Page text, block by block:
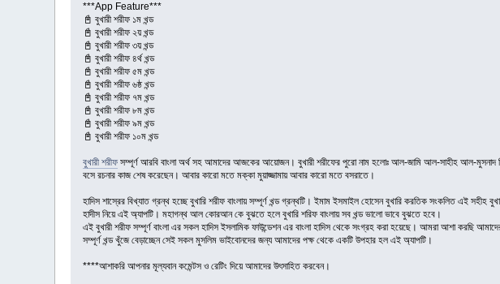
***App Feature***
📓 বুখারী শরীফ ১ম খন্ড
📓 বুখারী শরীফ ২য় খন্ড
📓 বুখারী শরীফ ৩য় খন্ড
📓 বুখারী শরীফ ৪র্থ খন্ড
📓 বুখারী শরীফ ৫ম খন্ড
📓 বুখারী শরীফ ৬ষ্ঠ খন্ড
📓 বুখারী শরীফ ৭ম খন্ড
📓 বুখারী শরীফ ৮ম খন্ড
📓 বুখারী শরীফ ৯ম খন্ড
📓 বুখারী শরীফ ১০ম খন্ড
বুখারী শরীফ সম্পূর্ণ আরবি বাংলা অর্থ সহ আমাদের আজকের আয়োজন। বুখারী শরীফের পুরো নাম হলোঃ আল-জামি আল-সাহীহ আল-মুসনাদ মিন
বসে রচনার কাজ শেষ করেছেন। আবার কারো মতে মক্কা মুয়াজ্জামায় আবার কারো মতে বসরাতে।
হাদিস শাস্রের বিখ্যাত গ্রন্থ হচ্ছে বুখারি শরীফ বাংলায় সম্পূর্ণ খন্ড গ্রন্থটি। ইমাম ইসমাইল হোসেন বুখারি করতিক সংকলিত এই সহীহ
হাদীস নিয়ে এই অ্যাপটি। মহাগন্থ আল কোরআন কে বুঝতে হলে বুখারি শরিফ বাংলায় সব খন্ড ভালো ভাবে বুঝতে হবে।
এই বুখারী শরীফ সম্পূর্ণ বাংলা এর সকল হাদিস ইসলামিক ফাউন্ডেশন এর বাংলা হাদিস থেকে সংগ্রহ করা হয়েছে। আমরা আশা করছি
সম্পূর্ণ খন্ড খুঁজে বেড়াচ্ছেন সেই সকল মুসলিম ভাইবোনদের জন্য আমাদের পক্ষ থেকে একটি উপহার হল এই অ্যাপটি।
****আশাকরি আপনার মূল্যবান কমেন্টস ও রেটিং দিয়ে আমাদের উৎসাহিত করবেন।